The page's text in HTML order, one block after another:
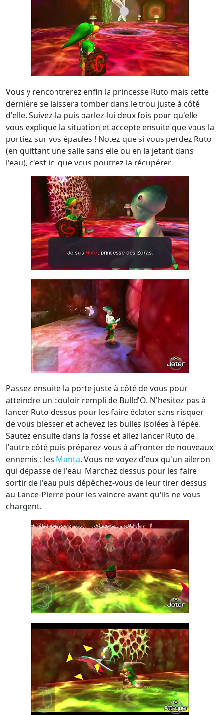
Vous y rencontrerez enfin la princesse Ruto mais cette
dernière se laissera tomber dans le trou juste à côté
d'elle. Suivez-la puis parlez-lui deux fois pour qu'elle
vous explique la situation et accepte ensuite que vous la
portiez sur vos épaules ! Notez que si vous perdez Ruto
(en quittant une salle sans elle ou en la jetant dans
l'eau), c'est ici que vous pourrez la récupérer.
Passez ensuite la porte juste à côté de vous pour
atteindre un couloir rempli de Bulld'O. N'hésitez pas à
lancer Ruto dessus pour les faire éclater sans risquer
de vous blesser et achevez les bulles isolées à l'épée.
Sautez ensuite dans la fosse et allez lancer Ruto de
l'autre côté puis préparez-vous à affronter de nouveaux
ennemis : les Manta. Vous ne voyez d'eux qu'un aileron
qui dépasse de l'eau. Marchez dessus pour les faire
sortir de l'eau puis dépêchez-vous de leur tirer dessus
au Lance-Pierre pour les vaincre avant qu'ils ne vous
chargent.